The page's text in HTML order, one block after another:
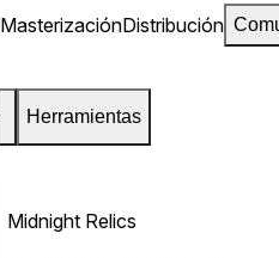
MasterizaciónDistribución
Herramientas
Midnight Relics